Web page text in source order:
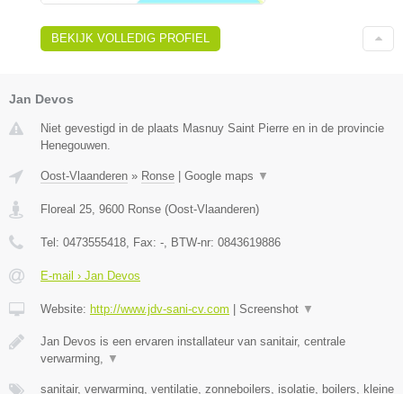
BEKIJK VOLLEDIG PROFIEL
Jan Devos
Niet gevestigd in de plaats Masnuy Saint Pierre en in de provincie
Henegouwen.
Oost-Vlaanderen » Ronse Google maps ▼
Floreal 25 9600 Ronse (Oost-Vlaanderen)
Tel: 0473555418 , Fax: - , BTW-nr: 0843619886
E-mail › Jan Devos
Website: http://www.jdv-sani-cv.com Screenshot ▼
Jan Devos is een ervaren installateur van sanitair, centrale
verwarming,
▼
sanitair, verwarming, ventilatie, zonneboilers, isolatie, boilers, kleine